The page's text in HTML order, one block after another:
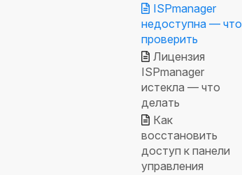
ISPmanager
недоступна — что
проверить
Лицензия
ISPmanager
истекла — что
делать
Как
восстановить
доступ к панели
управления